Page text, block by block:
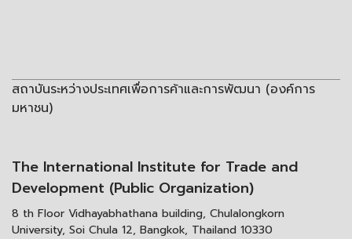
สถาบันระหว่างประเทศเพื่อการค้าและการพัฒนา (องค์การ
มหาชน)
The International Institute for Trade and
Development (Public Organization)
8 th Floor Vidhayabhathana building, Chulalongkorn
University, Soi Chula 12, Bangkok, Thailand 10330